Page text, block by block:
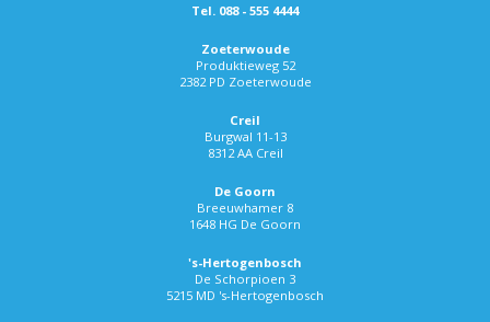
Tel. 088 - 555 4444
Zoeterwoude
Produktieweg 52
2382 PD Zoeterwoude
Creil
Burgwal 11-13
8312 AA Creil
De Goorn
Breeuwhamer 8
1648 HG De Goorn
's-Hertogenbosch
De Schorpioen 3
5215 MD 's-Hertogenbosch